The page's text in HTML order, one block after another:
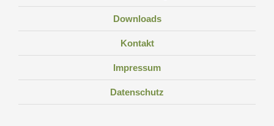
Downloads
Kontakt
Impressum
Datenschutz